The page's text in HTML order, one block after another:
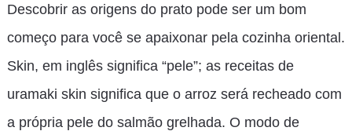
Descobrir as origens do prato pode ser um bom
começo para você se apaixonar pela cozinha oriental.
Skin, em inglês significa “pele”; as receitas de
uramaki skin significa que o arroz será recheado com
a própria pele do salmão grelhada. O modo de